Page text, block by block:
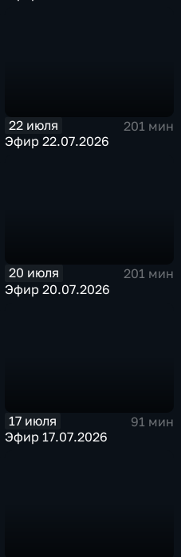
22 июля
201 мин
Эфир 22.07.2026
20 июля
201 мин
Эфир 20.07.2026
17 июля
91 мин
Эфир 17.07.2026